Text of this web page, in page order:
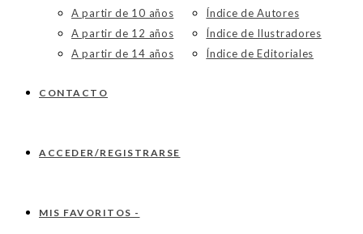
A partir de 10 años
A partir de 12 años
A partir de 14 años
Índice de Autores
Índice de Ilustradores
Índice de Editoriales
CONTACTO
ACCEDER/REGISTRARSE
MIS FAVORITOS -